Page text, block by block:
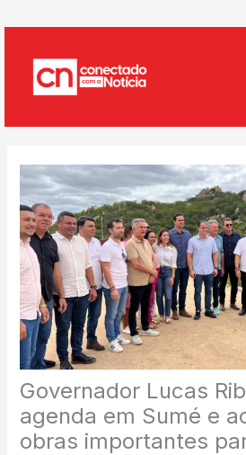
conteúdo
Governador Lucas
agenda em Sumé e
obras importantes